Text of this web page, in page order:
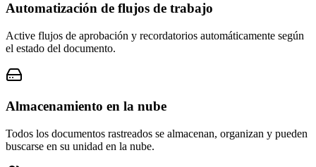
Automatización de flujos de trabajo
Active flujos de aprobación y recordatorios automáticamente según
el estado del documento.
Almacenamiento en la nube
Todos los documentos rastreados se almacenan, organizan y pueden
buscarse en su unidad en la nube.